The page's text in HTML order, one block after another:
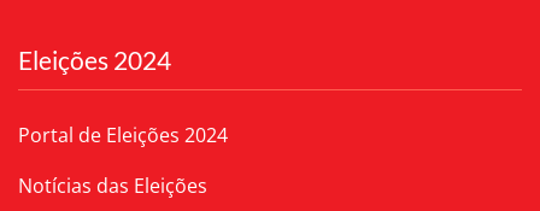
Eleições 2024
Portal de Eleições 2024
Notícias das Eleições